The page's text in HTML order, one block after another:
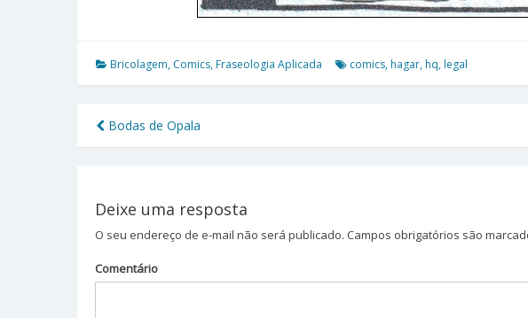
Bricolagem, Comics, Fraseologia Aplicada comics, hagar, hq, legal
Navegação
Post
Bodas de Opala
Deixe uma resposta
O seu endereço de e-mail não será publicado. Campos obrigatórios são
Comentário